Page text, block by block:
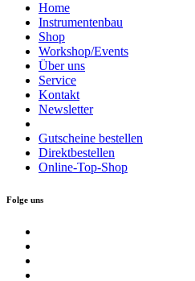
Home
Instrumentenbau
Shop
Workshop/Events
Über uns
Service
Kontakt
Newsletter
Gutscheine bestellen
Direktbestellen
Online-Top-Shop
Folge uns